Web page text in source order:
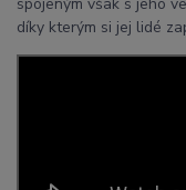
díky kterým si jej lidé